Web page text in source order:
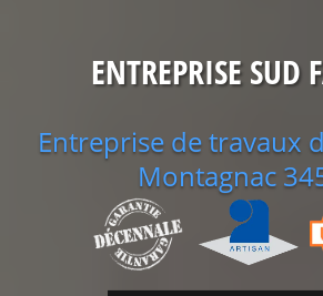
ENTREPRISE SUD
Entreprise de travaux
Montagnac